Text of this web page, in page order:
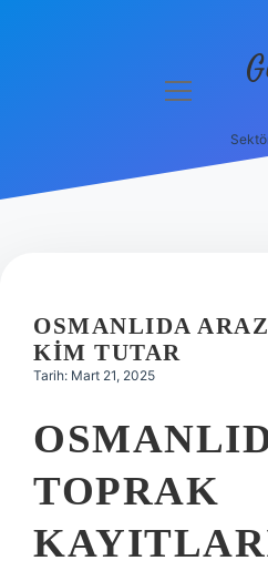
Hakkımızda
menüyü
OSMANLIDA
KIM TUTAR
Tarih: Mart 21, 2025
TOPRAK